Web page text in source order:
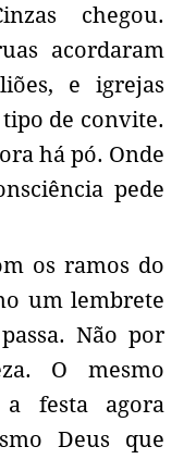
chegou.
acordaram
e igrejas
de convite.
há pó. Onde
pede
os ramos do
um lembrete
Não por
O mesmo
festa agora
Deus que